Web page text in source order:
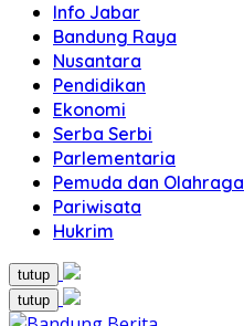
Info Jabar
Bandung Raya
Nusantara
Pendidikan
Ekonomi
Serba Serbi
Parlementaria
Pemuda dan Olahraga
Pariwisata
Hukrim
tutup
tutup